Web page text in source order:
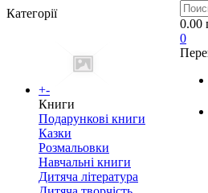
Категорії
+-
Книги
Подарункові книги
Казки
Розмальовки
Навчальні книги
Дитяча література
0.00
0